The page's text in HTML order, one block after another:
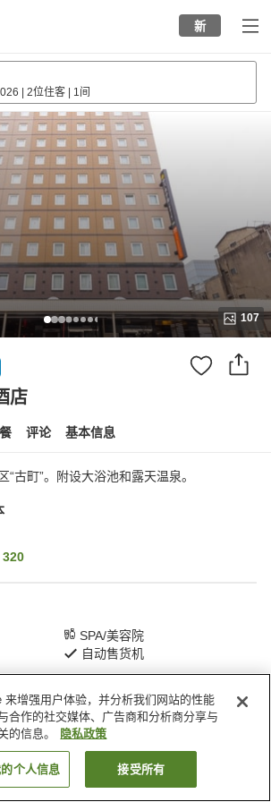
新
2位住客 1间
107
店
评论 基本信息
“古町”。附设大浴池和露天温泉。
320
SPA/美容院
自动售货机
新潟 新潟古町APA酒店
搜索客房
来增强用户体验，并分析我们网站的性能
合作的社交媒体、广告商和分析商分享与
的信息。
隐私政策
个人信息 接受所有